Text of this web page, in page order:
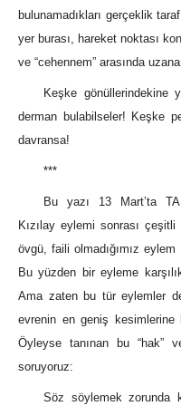
bulunamadıkları gerçeklik
yer burası, hareket noktası
ve “cehennem” arasında
Keşke gönüllerindekine
derman bulabilseler! Keşke
davransa!
***
Bu yazı 13 Mart’ta
Kızılay eylemi sonrası
övgü, faili olmadığımız
Bu yüzden bir eyleme
Ama zaten bu tür eylemler
evrenin en geniş kesimlerine
Öyleyse tanınan bu “hak”
soruyoruz:
Söz söylemek zorunda